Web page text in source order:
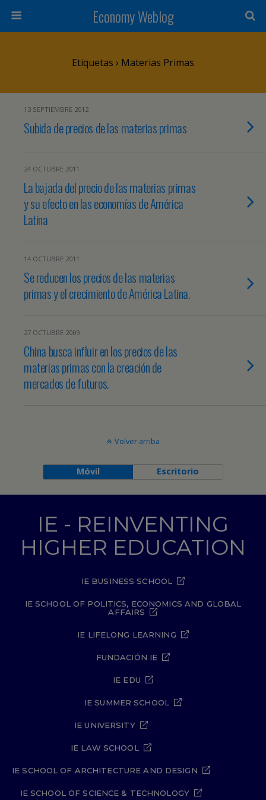
Economy Weblog
Etiquetas › Materias Primas
13 SEPTIEMBRE 2012
Subida de precios de las materias primas
24 OCTUBRE 2011
La bajada del precio de las materias primas
y su efecto en las economías de América
Latina
14 OCTUBRE 2011
Se reducen los precios de las materias
primas y el crecimiento de América Latina.
27 OCTUBRE 2009
China busca influir en los precios de las
materias primas con la creación de
mercados de futuros.
Volver arriba
Móvil Escritorio
IE - REINVENTING
HIGHER EDUCATION
IE BUSINESS SCHOOL
IE SCHOOL OF POLITICS, ECONOMICS AND GLOBAL
AFFAIRS
IE LIFELONG LEARNING
FUNDACIÓN IE
IE EDU
IE SUMMER SCHOOL
IE UNIVERSITY
IE LAW SCHOOL
IE SCHOOL OF ARCHITECTURE AND DESIGN
IE SCHOOL OF SCIENCE & TECHNOLOGY